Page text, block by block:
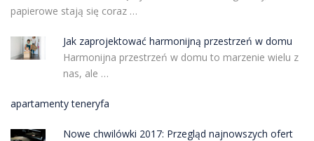
papierowe stają się coraz …
Jak zaprojektować harmonijną przestrzeń w domu
Harmonijna przestrzeń w domu to marzenie wielu z
nas, ale …
apartamenty teneryfa
Nowe chwilówki 2017: Przegląd najnowszych ofert